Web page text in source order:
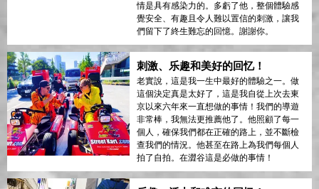
情是具有感染力的。多虧了他，整個體驗感
覺安全、有趣且令人難以置信的刺激，讓我
們留下了終生難忘的回憶。謝謝你。
刺激、乐趣和美好的回忆！
老實說，這是我一生中最好的體驗之一。做
這個決定真是太好了，這是我自從上次去東
京以來六年來一直想做的事情！我們的導遊
非常棒，我無法更推薦他了。他照顧了每一
個人，確保我們都在正確的路上，並不斷檢
查我們的情況。他甚至在路上為我們每個人
拍了自拍。在澀谷這是必做的事情！